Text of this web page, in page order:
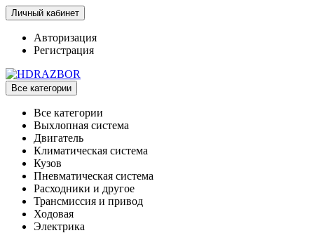
Личный кабинет
Авторизация
Регистрация
Все категории
Все категории
Выхлопная система
Двигатель
Климатическая система
Кузов
Пневматическая система
Расходники и другое
Трансмиссия и привод
Ходовая
Электрика